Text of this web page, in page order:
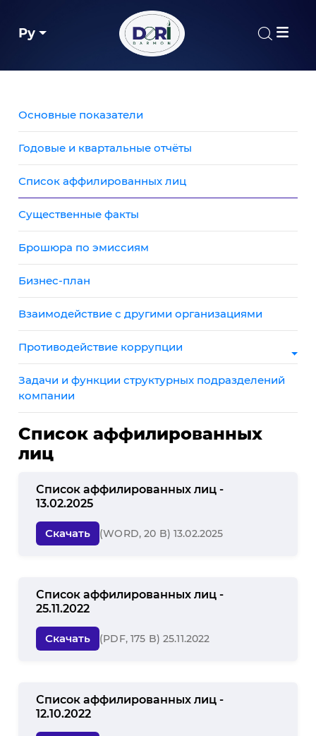
Ру
Основные показатели
Годовые и квартальные отчёты
Список аффилированных лиц
Существенные факты
Брошюра по эмиссиям
Бизнес-план
Взаимодействие с другими организациями
Противодействие коррупции
Задачи и функции структурных подразделений
компании
Список аффилированных
лиц
Список аффилированных лиц -
13.02.2025
Скачать (WORD, 20 B) 13.02.2025
Список аффилированных лиц -
25.11.2022
Скачать (PDF, 175 B) 25.11.2022
Список аффилированных лиц -
12.10.2022